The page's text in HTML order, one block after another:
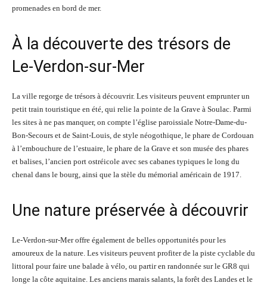
promenades en bord de mer.
À la découverte des trésors de
Le-Verdon-sur-Mer
La ville regorge de trésors à découvrir. Les visiteurs peuvent emprunter un
petit train touristique en été, qui relie la pointe de la Grave à Soulac. Parmi
les sites à ne pas manquer, on compte l’église paroissiale Notre-Dame-du-
Bon-Secours et de Saint-Louis, de style néogothique, le phare de Cordouan
à l’embouchure de l’estuaire, le phare de la Grave et son musée des phares
et balises, l’ancien port ostréicole avec ses cabanes typiques le long du
chenal dans le bourg, ainsi que la stèle du mémorial américain de 1917.
Une nature préservée à découvrir
Le-Verdon-sur-Mer offre également de belles opportunités pour les
amoureux de la nature. Les visiteurs peuvent profiter de la piste cyclable du
littoral pour faire une balade à vélo, ou partir en randonnée sur le GR8 qui
longe la côte aquitaine. Les anciens marais salants, la forêt des Landes et le